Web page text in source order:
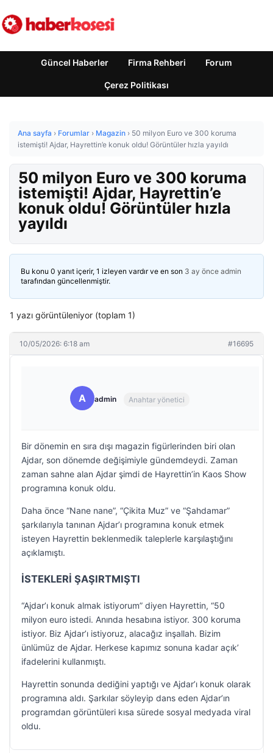
Güncel Haberler Firma Rehberi Forum
Çerez Politikası
Ana sayfa › Forumlar › Magazin › 50 milyon Euro ve 300 koruma
istemişti! Ajdar, Hayrettin’e konuk oldu! Görüntüler hızla yayıldı
50 milyon Euro ve 300 koruma
istemişti! Ajdar, Hayrettin’e
konuk oldu! Görüntüler hızla
yayıldı
Bu konu 0 yanıt içerir, 1 izleyen vardır ve en son 3 ay önce admin
tarafından güncellenmiştir.
1 yazı görüntüleniyor (toplam 1)
10/05/2026: 6:18 am #16695
A admin Anahtar yönetici
Bir dönemin en sıra dışı magazin figürlerinden biri olan
Ajdar, son dönemde değişimiyle gündemdeydi. Zaman
zaman sahne alan Ajdar şimdi de Hayrettin’in Kaos Show
programına konuk oldu.
Daha önce “Nane nane”, “Çikita Muz” ve “Şahdamar”
şarkılarıyla tanınan Ajdar’ı programına konuk etmek
isteyen Hayrettin beklenmedik taleplerle karşılaştığını
açıklamıştı.
İSTEKLERİ ŞAŞIRTMIŞTI
“Ajdar’ı konuk almak istiyorum” diyen Hayrettin, “50
milyon euro istedi. Anında hesabına istiyor. 300 koruma
istiyor. Biz Ajdar’ı istiyoruz, alacağız inşallah. Bizim
ünlümüz de Ajdar. Herkese kapımız sonuna kadar açık’
ifadelerini kullanmıştı.
Hayrettin sonunda dediğini yaptığı ve Ajdar’ı konuk olarak
programına aldı. Şarkılar söyleyip dans eden Ajdar’ın
programdan görüntüleri kısa sürede sosyal medyada viral
oldu.